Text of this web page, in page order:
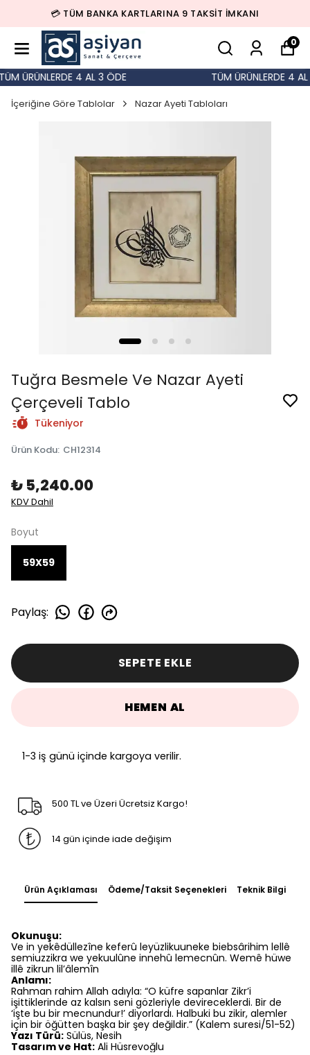
💳 TÜM BANKA KARTLARINA 9 TAKSİT İMKANI
0
ÜRÜNLERDE 4 AL 3 ÖDE TÜM ÜRÜNLERDE 4 AL
İçeriğine Göre Tablolar Nazar Ayeti Tabloları
Tuğra Besmele Ve Nazar Ayeti
Çerçeveli Tablo
Tükeniyor
Ürün Kodu: CH12314
₺ 5,240.00
KDV Dahil
Boyut
59X59
Paylaş:
SEPETE EKLE
HEMEN AL
1-3 iş günü içinde kargoya verilir.
500 TL ve Üzeri Ücretsiz Kargo!
14 gün içinde iade değişim
Ürün Açıklaması Ödeme/Taksit Seçenekleri Teknik Bilgi
Okunuşu:
Ve in yekêdüllezîne keferû leyüzlikuuneke biebsârihim lellê
semiuzzikra we yekuulûne innehû lemecnûn. Wemê hüwe
illê zikrun lil’âlemîn
Anlamı:
Rahman rahim Allah adıyla: “O küfre sapanlar Zikr’i
işittiklerinde az kalsın seni gözleriyle devireceklerdi. Bir de
‘işte bu bir mecnundur!’ diyorlardı. Halbuki bu zikir, alemler
için bir öğütten başka bir şey değildir.” (Kalem suresi/51-52)
Yazı Türü: Sülüs, Nesih
Tasarım ve Hat: Ali Hüsrevoğlu